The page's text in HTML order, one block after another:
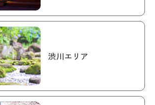
渋川エリア